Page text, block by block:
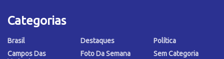
Categorias
Brasil
Campos Das
Destaques
Foto Da Semana
Política
Sem Categoria